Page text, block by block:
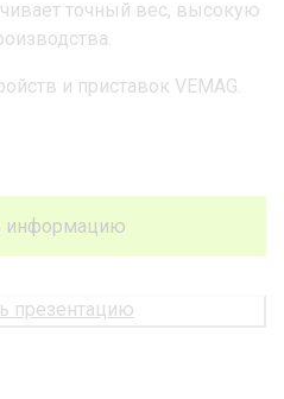
точный вес, высокую
и приставок VEMAG.
информацию
презентацию